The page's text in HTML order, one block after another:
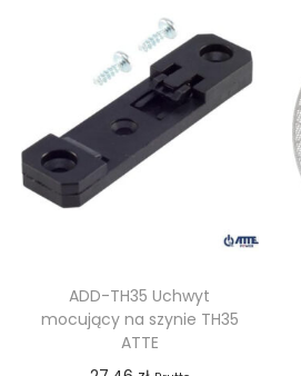
ADD-TH35 Uchwyt
mocujący na szynie TH35
ATTE